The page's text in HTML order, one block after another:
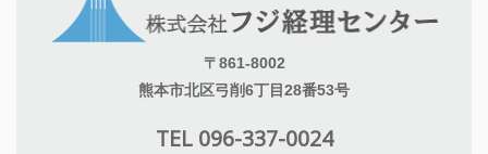
〒861-8002
熊本市北区弓削6丁目28番53号
TEL 096-337-0024